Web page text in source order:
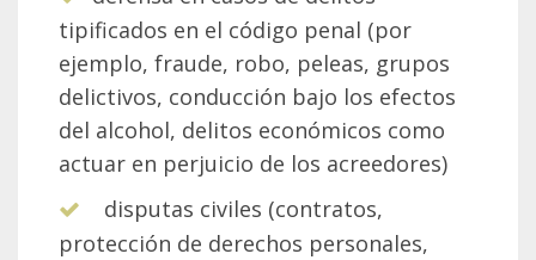
tipificados en el código penal (por
ejemplo, fraude, robo, peleas, grupos
delictivos, conducción bajo los efectos
del alcohol, delitos económicos como
actuar en perjuicio de los acreedores)
disputas civiles (contratos,
protección de derechos personales,